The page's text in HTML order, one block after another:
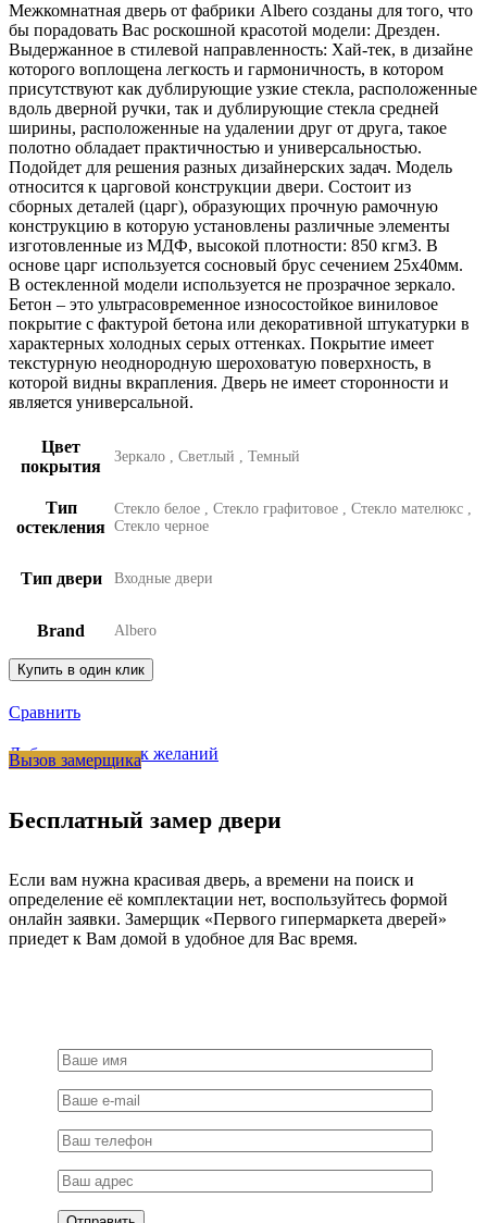
Межкомнатная дверь от фабрики Albero созданы для того, что
бы порадовать Вас роскошной красотой модели: Дрезден.
Выдержанное в стилевой направленность: Хай-тек, в дизайне
которого воплощена легкость и гармоничность, в котором
присутствуют как дублирующие узкие стекла, расположенные
вдоль дверной ручки, так и дублирующие стекла средней
ширины, расположенные на удалении друг от друга, такое
полотно обладает практичностью и универсальностью.
Подойдет для решения разных дизайнерских задач. Модель
относится к царговой конструкции двери. Состоит из
сборных деталей (царг), образующих прочную рамочную
конструкцию в которую установлены различные элементы
изготовленные из МДФ, высокой плотности: 850 кгм3. В
основе царг используется сосновый брус сечением 25х40мм.
В остекленной модели используется не прозрачное зеркало.
Бетон – это ультрасовременное износостойкое виниловое
покрытие с фактурой бетона или декоративной штукатурки в
характерных холодных серых оттенках. Покрытие имеет
текстурную неоднородную шероховатую поверхность, в
которой видны вкрапления. Дверь не имеет сторонности и
является универсальной.
Цвет
покрытия
Зеркало , Светлый , Темный
Тип
остекления
Стекло белое , Стекло графитовое , Стекло мателюкс ,
Стекло черное
Тип двери Входные двери
Brand Albero
Купить в один клик
Сравнить
Добавить в список желаний
Вызов замерщика
Бесплатный замер двери
Если вам нужна красивая дверь, а времени на поиск и
определение её комплектации нет, воспользуйтесь формой
онлайн заявки. Замерщик «Первого гипермаркета дверей»
приедет к Вам домой в удобное для Вас время.